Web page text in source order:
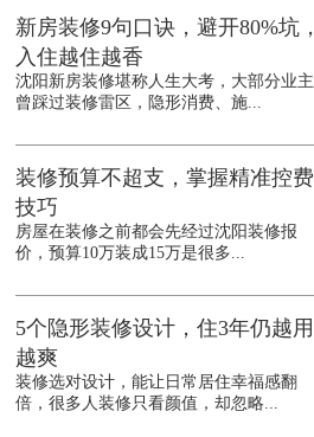
新房装修9句口诀，避开80%坑，
入住越住越香
沈阳新房装修堪称人生大考，大部分业主
曾踩过装修雷区，隐形消费、施...
装修预算不超支，掌握精准控费
技巧
房屋在装修之前都会先经过沈阳装修报
价，预算10万装成15万是很多...
5个隐形装修设计，住3年仍越用
越爽
装修选对设计，能让日常居住幸福感翻
倍，很多人装修只看颜值，却忽略...